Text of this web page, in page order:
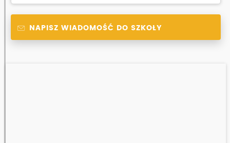
NAPISZ WIADOMOŚĆ DO SZKOŁY